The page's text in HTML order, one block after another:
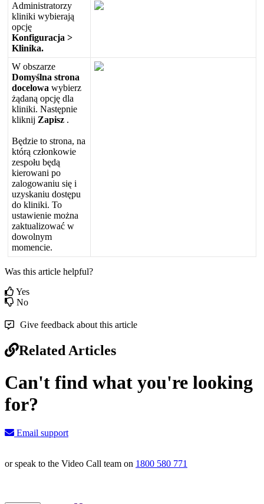
Administratorzy
kliniki wybierają
opcję
Konfiguracja >
Klinika.
W obszarze
Domyślna strona
docelowa wybierz
żądaną opcję dla
kliniki. Następnie
kliknij Zapisz .
Będzie to strona, na
którą członkowie
zespołu będą
kierowani po
zalogowaniu się i
uzyskaniu dostępu
do kliniki. To
ustawienie można
zaktualizować w
dowolnym
momencie.
Was this article helpful?
Yes
No
Give feedback about this article
Related Articles
Can't find what you're looking
for?
Email support
or speak to the Video Call team on 1800 580 771